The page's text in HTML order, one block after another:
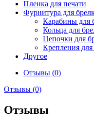
Пленка для печати
Фурнитура для
Карабины для
Кольца для
Цепочки для
Крепления для
Другое
Отзывы (0)
Отзывы (0)
Отзывы